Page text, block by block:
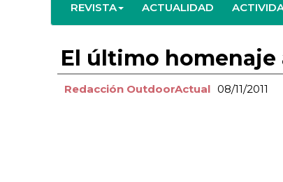
REVISTA ACTUALIDAD
El último
Redacción OutdoorActual 08/11/2011